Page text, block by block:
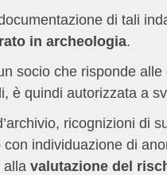
di tali
in archeologia.
socio che risponde alle
è quindi autorizzata a
ricognizioni di
individuazione di
alla valutazione del